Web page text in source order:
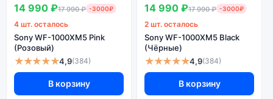
14 990 ₽17 990 ₽ -3000₽
4 шт. осталось
Sony WF-1000XM5 Pink
(Розовый)
★★★★★4,9(384)
В корзину
14 990 ₽17 990 ₽ -3000₽
2 шт. осталось
Sony WF-1000XM5 Black
(Чёрные)
★★★★★4,9(384)
В корзину